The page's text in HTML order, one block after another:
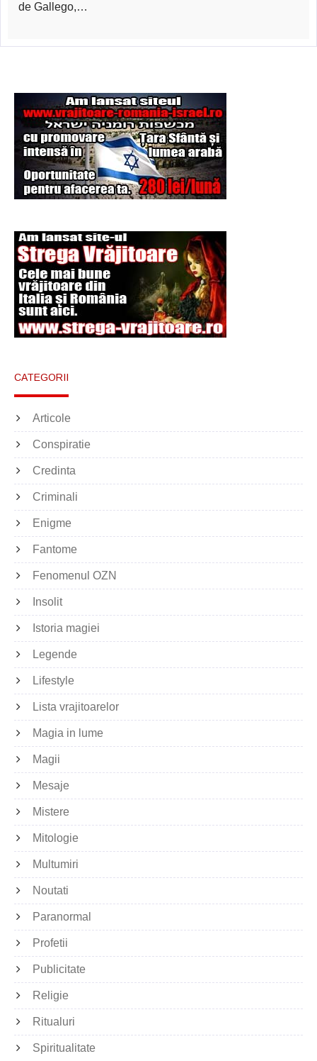
misterios vizitat şi
Şi-a vândut soţia
pentru un ritual de
magie neagră
de Gallego,…
CATEGORII
Articole
Conspiratie
Credinta
Criminali
Enigme
Fantome
Fenomenul OZN
Insolit
Istoria magiei
Legende
Lifestyle
Lista vrajitoarelor
Magia in lume
Magii
Mesaje
Mistere
Mitologie
Multumiri
Noutati
Paranormal
Profetii
Publicitate
Religie
Ritualuri
Spiritualitate